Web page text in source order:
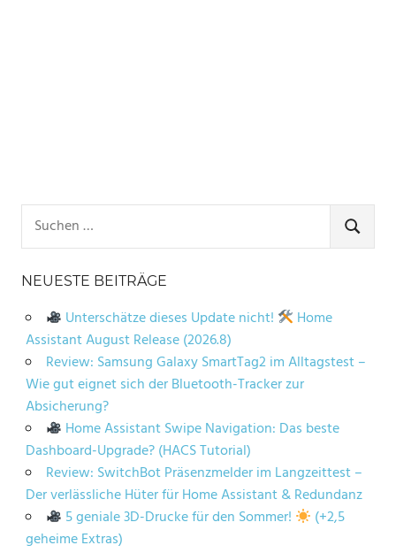
nach:
SUCHEN
NEUESTE BEITRÄGE
Unterschätze dieses Update nicht!
Home
Assistant August Release (2026.8)
Review: Samsung Galaxy SmartTag2 im Alltagstest –
Wie gut eignet sich der Bluetooth-Tracker zur
Absicherung?
Home Assistant Swipe Navigation: Das beste
Dashboard-Upgrade? (HACS Tutorial)
Review: SwitchBot Präsenzmelder im Langzeittest –
Der verlässliche Hüter für Home Assistant & Redundanz
5 geniale 3D-Drucke für den Sommer!
(+2,5
geheime Extras)